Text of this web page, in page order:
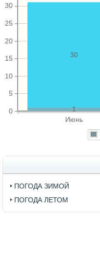
Июнь
0
5
10
15
20
25
30
1
30
ПОГОДА ЗИМОЙ
ПОГОДА ЛЕТОМ